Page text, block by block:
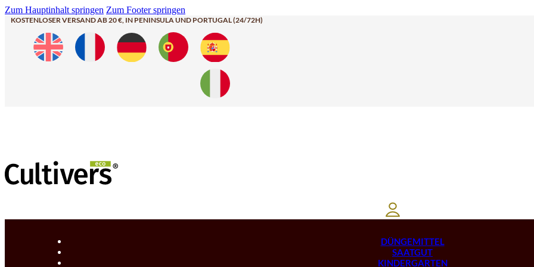
Zum Hauptinhalt springen Zum Footer springen
KOSTENLOSER VERSAND AB 20 €, IN PENINSULA UND PORTUGAL (24/72H)
DÜNGEMITTEL
SAATGUT
KINDERGARTEN